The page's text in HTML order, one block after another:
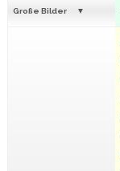
Große Bilder